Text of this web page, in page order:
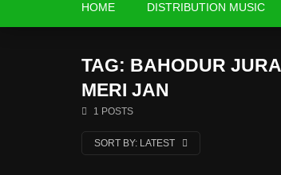
HOME DISTRIBUTION MUSIC
TAG: BAHODUR
MERI JAN
1 POSTS
SORT BY: LATEST